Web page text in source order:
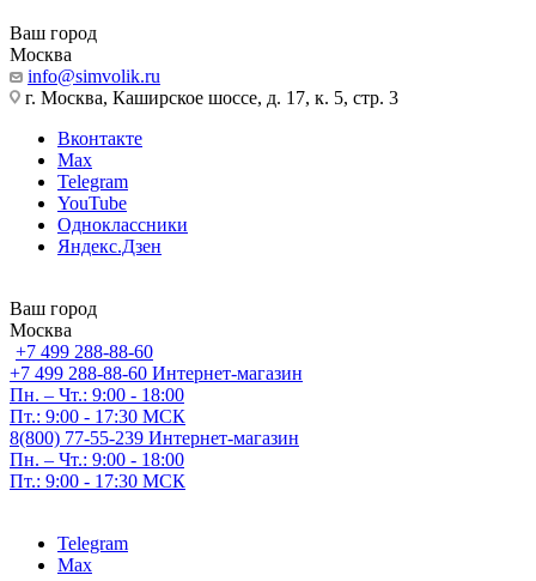
Ваш город
Москва
info@simvolik.ru
г. Москва, Каширское шоссе, д. 17, к. 5, стр. 3
Вконтакте
Max
Telegram
YouTube
Одноклассники
Яндекс.Дзен
Ваш город
Москва
+7 499 288-88-60
+7 499 288-88-60 Интернет-магазин
Пн. – Чт.: 9:00 - 18:00
Пт.: 9:00 - 17:30 МСК
8(800) 77-55-239 Интернет-магазин
Пн. – Чт.: 9:00 - 18:00
Пт.: 9:00 - 17:30 МСК
Telegram
Max